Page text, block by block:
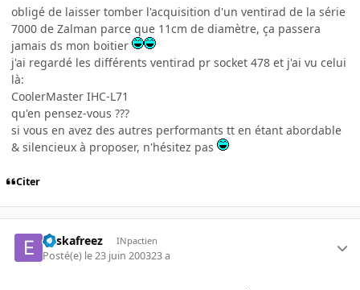
obligé de laisser tomber l'acquisition d'un ventirad de la série
7000 de Zalman parce que 11cm de diamètre, ça passera
jamais ds mon boitier
j'ai regardé les différents ventirad pr socket 478 et j'ai vu celui
là:
CoolerMaster IHC-L71
qu'en pensez-vous ???
si vous en avez des autres performants tt en étant abordable
& silencieux à proposer, n'hésitez pas
Citer
euskafreez INpactien
Posté(e) le 23 juin 200323 a